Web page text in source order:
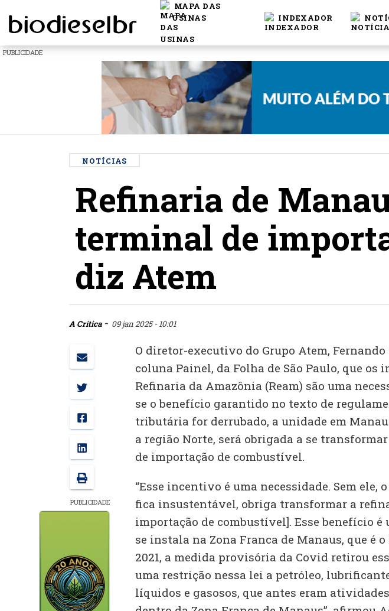
MAPA DAS
USINAS
INDEXADOR
PUBLICIDADE
NOTÍCIAS
Refinaria de
terminal de
diz Atem
A Crítica- 09 jan 2025 - 10:01
PUBLICIDADE
O diretor-executivo do Grupo Atem,
coluna Painel, da Folha de São Paulo, que os
Refinaria da Amazônia (Ream) são uma
se o benefício garantido no texto de
tributária for derrubado, a unidade em
a região Norte, será obrigada a se
de importação de combustível.
“Esse incentivo é uma necessidade. Sem ele,
fica insustentável, obriga transformar a
importação de combustível]. Esse benefício é
se instala na Zona Franca de Manaus, que é o
2021, a medida provisória da Covid retirou
uma restrição nessa lei a petróleo,
líquidos e gasosos, que antes eram